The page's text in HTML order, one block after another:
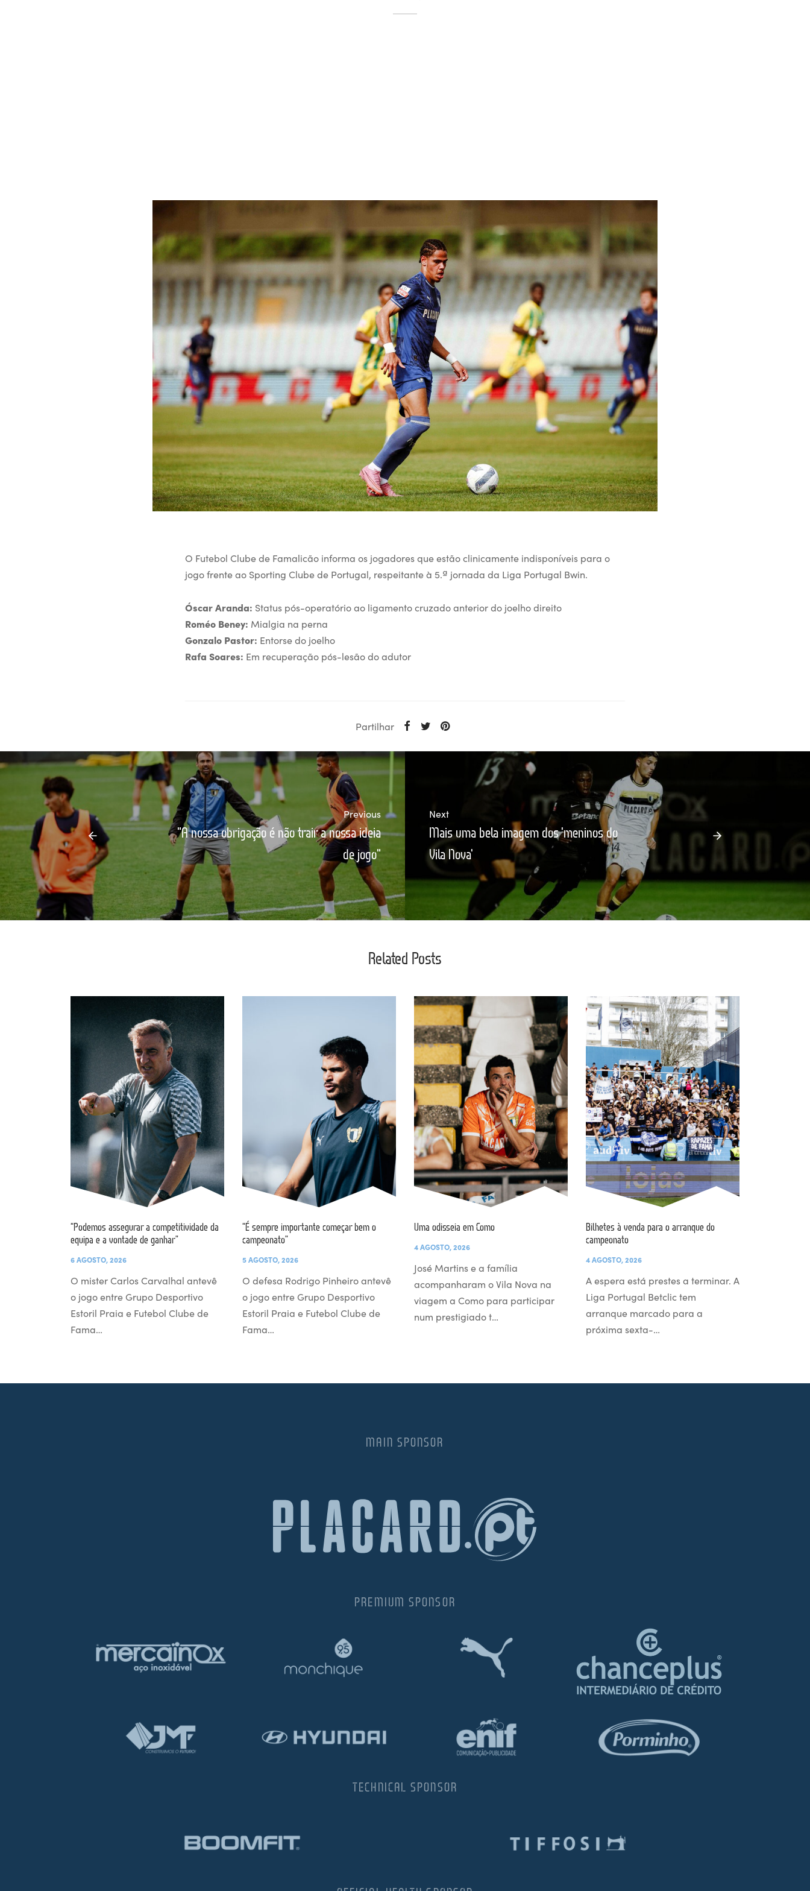
O Futebol Clube de Famalicão informa os jogadores que estão clinicamente indisponíveis para o
jogo frente ao Sporting Clube de Portugal, respeitante à 5.ª jornada da Liga Portugal Bwin.
Óscar Aranda: Status pós-operatório ao ligamento cruzado anterior do joelho direito
Roméo Beney: Mialgia na perna
Gonzalo Pastor: Entorse do joelho
Rafa Soares: Em recuperação pós-lesão do adutor
Partilhar
Previous
"A nossa obrigação é não trair a nossa ideia
de jogo"
Next
Mais uma bela imagem dos 'meninos do
Vila Nova'
Related Posts
“Podemos assegurar a competitividade da
equipa e a vontade de ganhar”
6 AGOSTO, 2026
O mister Carlos Carvalhal antevê
o jogo entre Grupo Desportivo
Estoril Praia e Futebol Clube de
Fama…
“É sempre importante começar bem o
campeonato”
5 AGOSTO, 2026
O defesa Rodrigo Pinheiro antevê
o jogo entre Grupo Desportivo
Estoril Praia e Futebol Clube de
Fama…
Uma odisseia em Como
4 AGOSTO, 2026
José Martins e a família
acompanharam o Vila Nova na
viagem a Como para participar
num prestigiado t…
Bilhetes à venda para o arranque do
campeonato
4 AGOSTO, 2026
A espera está prestes a terminar. A
Liga Portugal Betclic tem
arranque marcado para a
próxima sexta-…
MAIN SPONSOR
PREMIUM SPONSOR
TECHNICAL SPONSOR